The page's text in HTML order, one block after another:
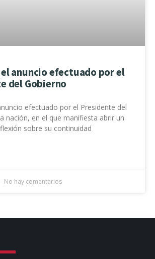
el anuncio efectuado por el
del Gobierno
efectuado por el Presidente del
nación, en el que manifiesta abrir un
sobre su continuidad
No hay comentarios